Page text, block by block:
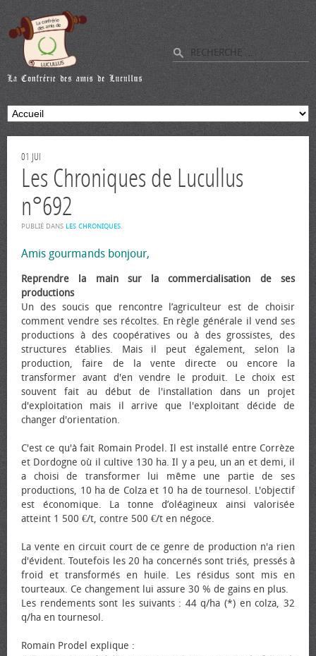
01 JUI
Les Chroniques de Lucullus
n°692
PUBLIÉ DANS LES CHRONIQUES.
Amis gourmands bonjour,
Reprendre la main sur la commercialisation de ses
productions
Un des soucis que rencontre l’agriculteur est de choisir
comment vendre ses récoltes. En règle générale il vend ses
productions à des coopératives ou à des grossistes, des
structures établies. Mais il peut également, selon la
production, faire de la vente directe ou encore la
transformer avant d'en vendre le produit. Le choix est
souvent fait au début de l'installation dans un projet
d'exploitation mais il arrive que l'exploitant décide de
changer d'orientation.
C'est ce qu'à fait Romain Prodel. Il est installé entre Corrèze
et Dordogne où il cultive 130 ha. Il y a peu, un an et demi, il
a choisi de transformer lui même une partie de ses
productions, 10 ha de Colza et 10 ha de tournesol. L'objectif
est économique. La tonne d’oléagineux ainsi valorisée
atteint 1 500 €/t, contre 500 €/t en négoce.
La vente en circuit court de ce genre de production n'a rien
d'évident. Toutefois les 20 ha concernés sont triés, pressés à
froid et transformés en huile. Les résidus sont mis en
tourteaux. Ce changement lui assure 30 % de gains en plus.
Les rendements sont les suivants : 44 q/ha (*) en colza, 32
q/ha en tournesol.
Romain Prodel explique :